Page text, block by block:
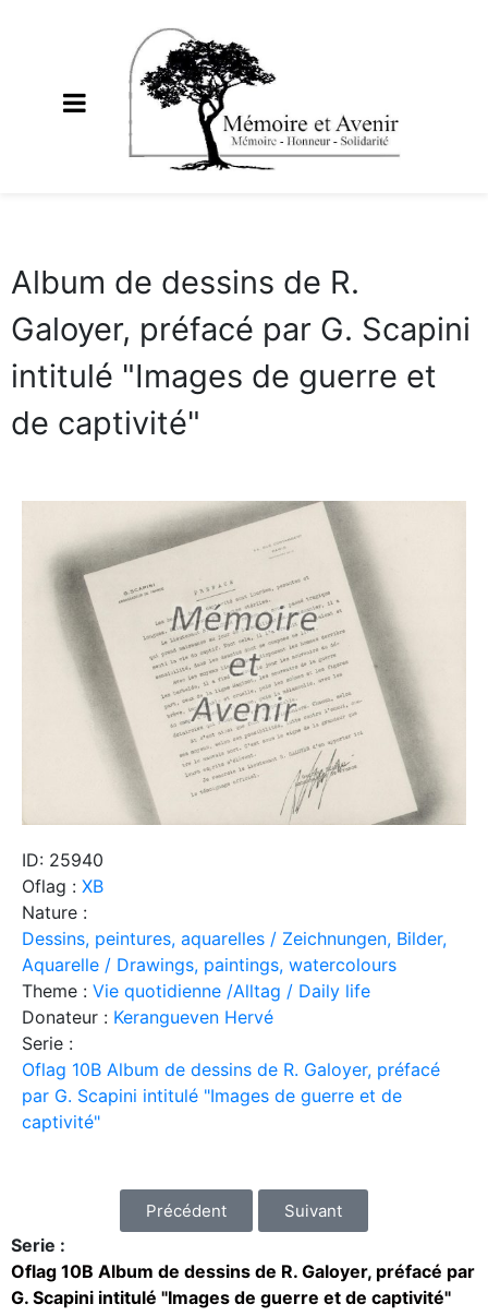
Album de dessins de R.
Galoyer, préfacé par G. Scapini
intitulé "Images de guerre et
de captivité"
ID: 25940
Oflag : XB
Nature :
Dessins, peintures, aquarelles / Zeichnungen, Bilder,
Aquarelle / Drawings, paintings, watercolours
Theme : Vie quotidienne /Alltag / Daily life
Donateur : Kerangueven Hervé
Serie :
Oflag 10B Album de dessins de R. Galoyer, préfacé
par G. Scapini intitulé "Images de guerre et de
captivité"
Précédent Suivant
Serie :
Oflag 10B Album de dessins de R. Galoyer, préfacé par
G. Scapini intitulé "Images de guerre et de captivité"